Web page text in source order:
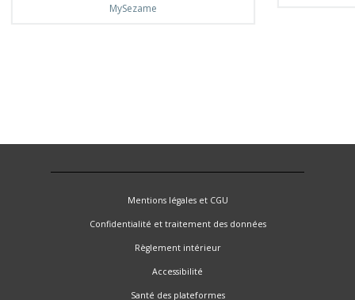
MySezame
Mentions légales et CGU
Confidentialité et traitement des données
Règlement intérieur
Accessibilité
Santé des plateformes